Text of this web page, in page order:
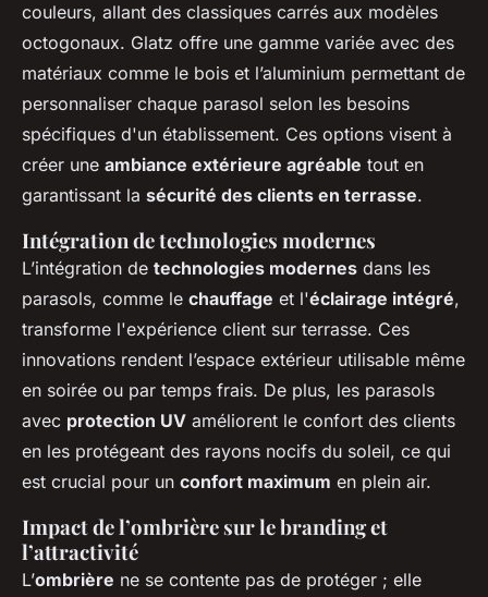
couleurs, allant des classiques carrés aux modèles
octogonaux. Glatz offre une gamme variée avec des
matériaux comme le bois et l’aluminium permettant de
personnaliser chaque parasol selon les besoins
spécifiques d'un établissement. Ces options visent à
créer une ambiance extérieure agréable tout en
garantissant la sécurité des clients en terrasse.
Intégration de technologies modernes
L’intégration de technologies modernes dans les
parasols, comme le chauffage et l'éclairage intégré,
transforme l'expérience client sur terrasse. Ces
innovations rendent l’espace extérieur utilisable même
en soirée ou par temps frais. De plus, les parasols
avec protection UV améliorent le confort des clients
en les protégeant des rayons nocifs du soleil, ce qui
est crucial pour un confort maximum en plein air.
Impact de l’ombrière sur le branding et
l’attractivité
L’ombrière ne se contente pas de protéger ; elle